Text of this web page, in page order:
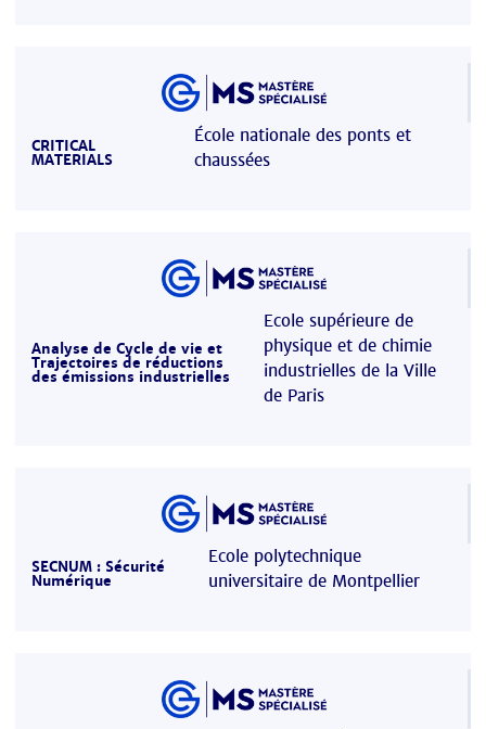
CRITICAL
MATERIALS
École nationale des ponts et
chaussées
Analyse de Cycle de vie et
Trajectoires de réductions
des émissions industrielles
Ecole supérieure de
physique et de chimie
industrielles de la Ville
de Paris
SECNUM : Sécurité
Numérique
Ecole polytechnique
universitaire de Montpellier